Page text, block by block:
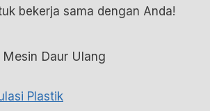
bekerja sama dengan Anda!
Mesin Daur Ulang
Plastik